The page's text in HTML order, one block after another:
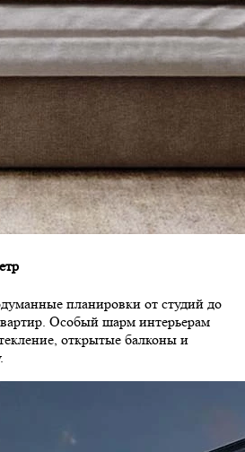
планировки от студий до
Особый шарм интерьерам
открытые балконы и